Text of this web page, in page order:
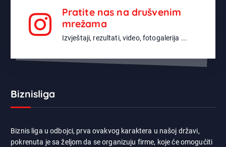
Pratite nas na drušvenim
mrežama
Izvještaji, rezultati, video, fotogalerija ...
Biznisliga
Biznis liga u odbojci, prva ovakvog karaktera u našoj državi,
pokrenuta je sa željom da se organizuju firme, koje će omogućiti